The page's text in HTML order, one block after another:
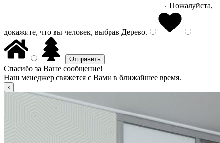
Пожалуйста,
докажите, что вы человек, выбрав Дерево.
Спасибо за Ваше сообщение!
Наш менеджер свяжется с Вами в ближайшее время.